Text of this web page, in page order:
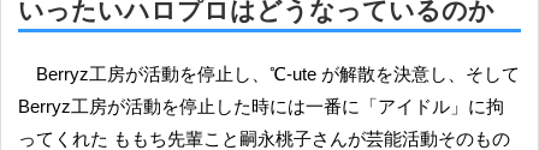
いったいハロプロはどうなっているのか
Berryz工房が活動を停止し、℃-ute が解散を決意し、そして
Berryz工房が活動を停止した時には一番に「アイドル」に拘
ってくれた ももち先輩こと嗣永桃子さんが芸能活動そのもの